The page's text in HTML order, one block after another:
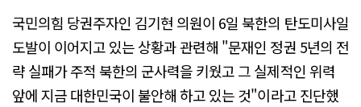
국민의힘 당권주자인 김기현 의원이 6일 북한의 탄도미사일
도발이 이어지고 있는 상황과 관련해 "문재인 정권 5년의 전
략 실패가 주적 북한의 군사력을 키웠고 그 실제적인 위력
앞에 지금 대한민국이 불안해 하고 있는 것"이라고 진단했